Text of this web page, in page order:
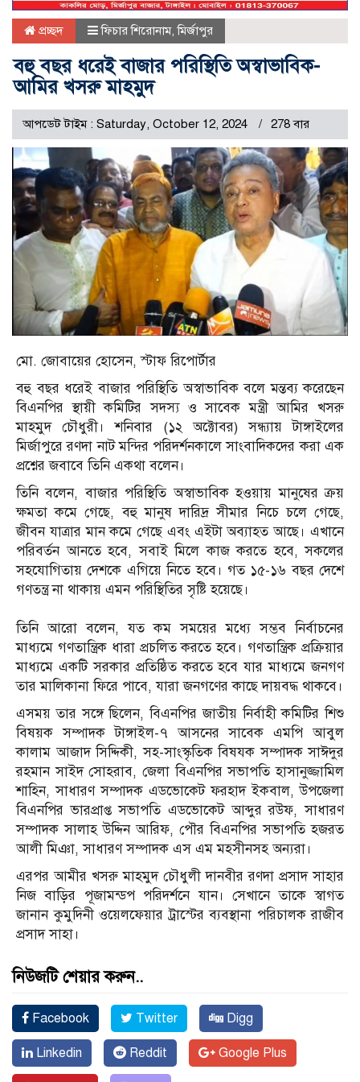
প্রচ্ছদ ফিচার শিরোনাম,মির্জাপুর
বহু বছর ধরেই বাজার পরিস্থিতি অস্বাভাবিক-
আমির খসরু মাহমুদ
আপডেট টাইম : Saturday, October 12, 2024 278 বার
মো. জোবায়ের হোসেন, স্টাফ রিপোর্টার
বহু বছর ধরেই বাজার পরিস্থিতি অস্বাভাবিক বলে মন্তব্য করেছেন
বিএনপির স্থায়ী কমিটির সদস্য ও সাবেক মন্ত্রী আমির খসরু
মাহমুদ চৌধুরী। শনিবার (১২ অক্টোবর) সন্ধ্যায় টাঙ্গাইলের
মির্জাপুরে রণদা নাট মন্দির পরিদর্শনকালে সাংবাদিকদের করা এক
প্রশ্নের জবাবে তিনি একথা বলেন।
তিনি বলেন, বাজার পরিস্থিতি অস্বাভাবিক হওয়ায় মানুষের ক্রয়
ক্ষমতা কমে গেছে, বহু মানুষ দারিদ্র সীমার নিচে চলে গেছে,
জীবন যাত্রার মান কমে গেছে এবং এইটা অব্যাহত আছে। এখানে
পরিবর্তন আনতে হবে, সবাই মিলে কাজ করতে হবে, সকলের
সহযোগিতায় দেশকে এগিয়ে নিতে হবে। গত ১৫-১৬ বছর দেশে
গণতন্ত্র না থাকায় এমন পরিস্থিতির সৃষ্টি হয়েছে।
তিনি আরো বলেন, যত কম সময়ের মধ্যে সম্ভব নির্বাচনের
মাধ্যমে গণতান্ত্রিক ধারা প্রচলিত করতে হবে। গণতান্ত্রিক প্রক্রিয়ার
মাধ্যমে একটি সরকার প্রতিষ্ঠিত করতে হবে যার মাধ্যমে জনগণ
তার মালিকানা ফিরে পাবে, যারা জনগণের কাছে দায়বদ্ধ থাকবে।
এসময় তার সঙ্গে ছিলেন, বিএনপির জাতীয় নির্বাহী কমিটির শিশু
বিষয়ক সম্পাদক টাঙ্গাইল-৭ আসনের সাবেক এমপি আবুল
কালাম আজাদ সিদ্দিকী, সহ-সাংস্কৃতিক বিষযক সম্পাদক সাঈদুর
রহমান সাইদ সোহরাব, জেলা বিএনপির সভাপতি হাসানুজ্জামিল
শাহিন, সাধারণ সম্পাদক এডভোকেট ফরহাদ ইকবাল, উপজেলা
বিএনপির ভারপ্রাপ্ত সভাপতি এডভোকেট আব্দুর রউফ, সাধারণ
সম্পাদক সালাহ উদ্দিন আরিফ, পৌর বিএনপির সভাপতি হজরত
আলী মিঞা, সাধারণ সম্পাদক এস এম মহসীনসহ অন্যরা।
এরপর আমীর খসরু মাহমুদ চৌধুলী দানবীর রণদা প্রসাদ সাহার
নিজ বাড়ির পূজামন্ডপ পরিদর্শনে যান। সেখানে তাকে স্বাগত
জানান কুমুদিনী ওয়েলফেয়ার ট্রাস্টের ব্যবস্থানা পরিচালক রাজীব
প্রসাদ সাহা।
নিউজটি শেয়ার করুন..
Facebook Twitter Digg
Linkedin Reddit Google Plus